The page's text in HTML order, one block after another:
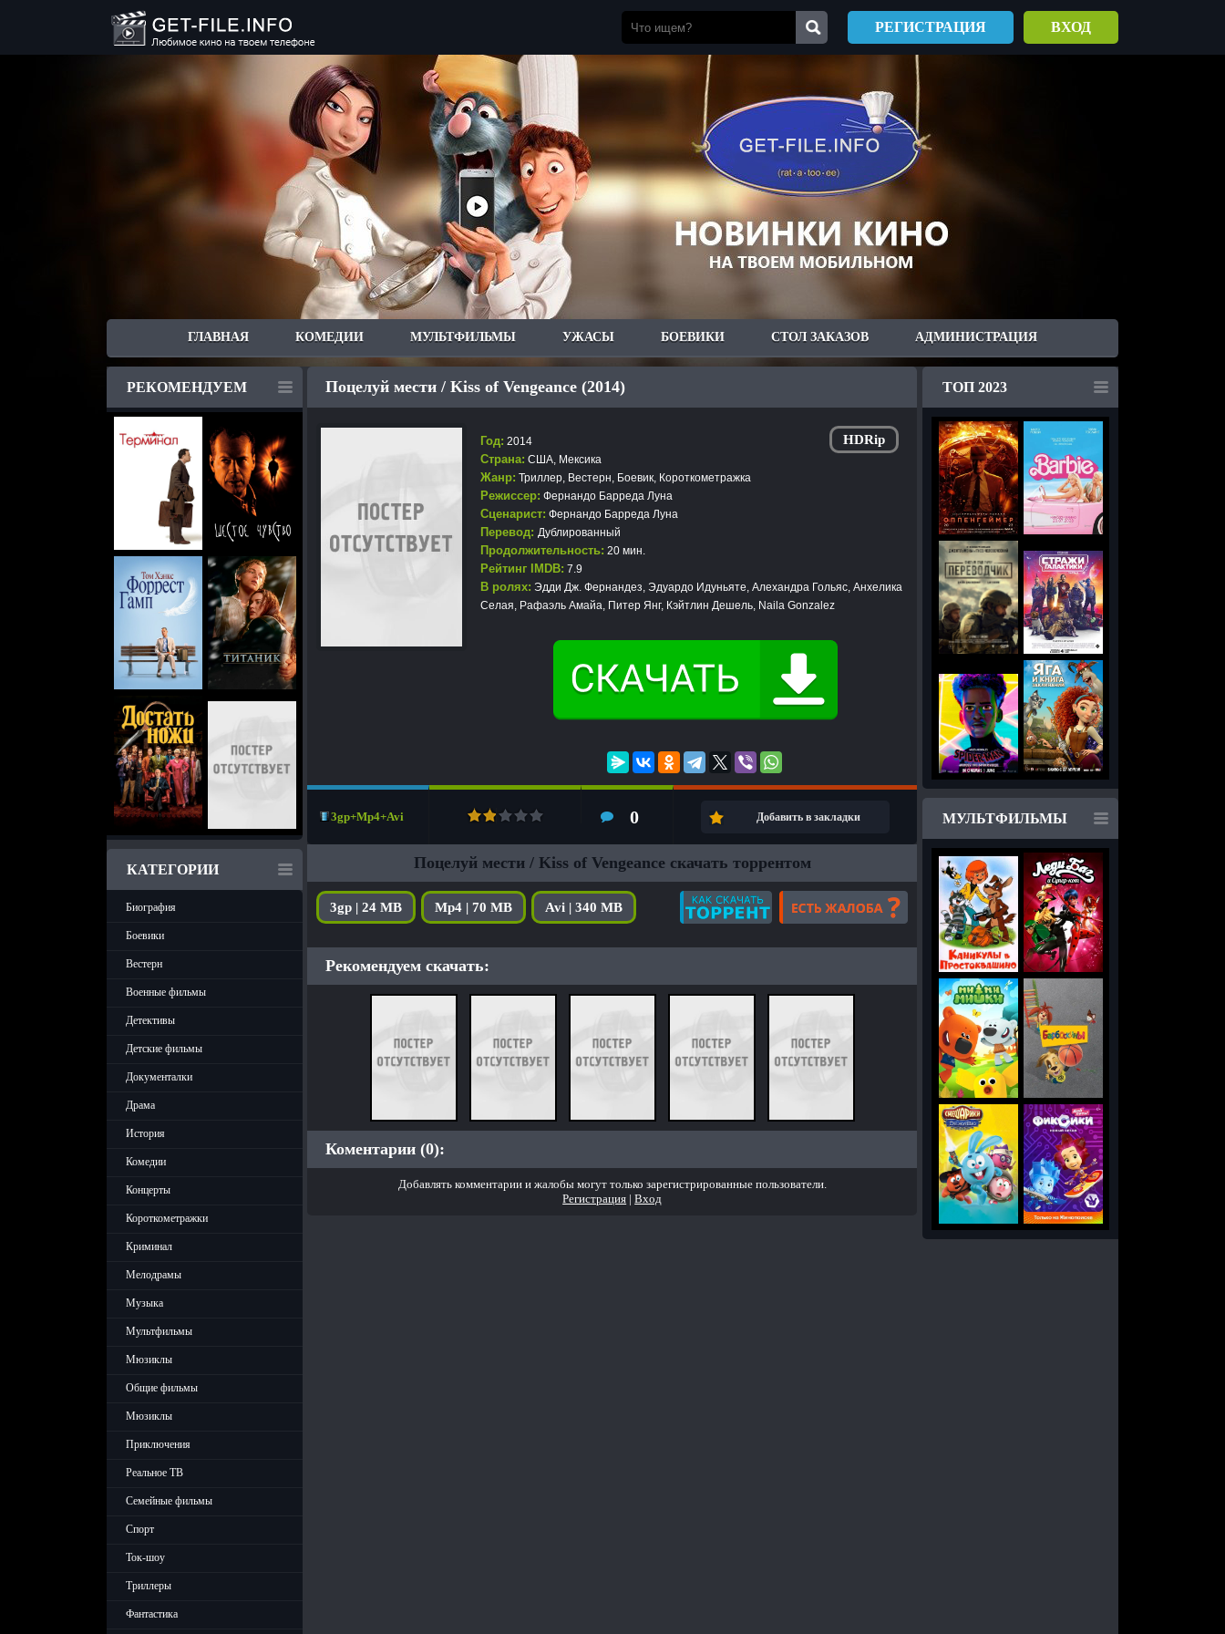
РЕГИСТРАЦИЯ ВХОД
ГЛАВНАЯ КОМЕДИИ МУЛЬТФИЛЬМЫ УЖАСЫ БОЕВИКИ СТОЛ ЗАКАЗОВ АДМИНИСТРАЦИЯ
РЕКОМЕНДУЕМ
КАТЕГОРИИ
Биография
Боевики
Вестерн
Военные фильмы
Детективы
Детские фильмы
Документалки
Драма
История
Комедии
Концерты
Короткометражки
Криминал
Мелодрамы
Музыка
Мультфильмы
Мюзиклы
Общие фильмы
Мюзиклы
Приключения
Реальное ТВ
Семейные фильмы
Спорт
Ток-шоу
Триллеры
Фантастика
HDRip
Поцелуй мести / Kiss of Vengeance (2014)
Год: 2014
Страна: США, Мексика
Жанр: Триллер, Вестерн, Боевик, Короткометражка
Режиссер: Фернандо Барреда Луна
Сценарист: Фернандо Барреда Луна
Перевод: Дублированный
Продолжительность: 20 мин.
Рейтинг IMDB: 7.9
В ролях: Эдди Дж. Фернандез, Эдуардо Идуньяте, Алехандра Гольяс, Анхелика
Селая, Рафаэль Амайа, Питер Янг, Кэйтлин Дешель, Naila Gonzalez
3gp+Mp4+Avi 0 Добавить в закладки
Поцелуй мести / Kiss of Vengeance скачать торрентом
3gp | 24 MB Mp4 | 70 MB Avi | 340 MB
Рекомендуем скачать:
Коментарии (0):
Добавлять комментарии и жалобы могут только зарегистрированные пользователи.
Регистрация |Вход
ТОП 2023
МУЛЬТФИЛЬМЫ